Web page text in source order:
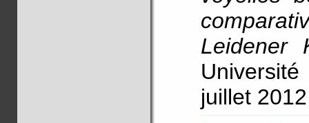
Leidener
juillet 2012